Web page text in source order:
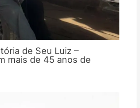
de Seu Luiz –
mais de 45 anos de